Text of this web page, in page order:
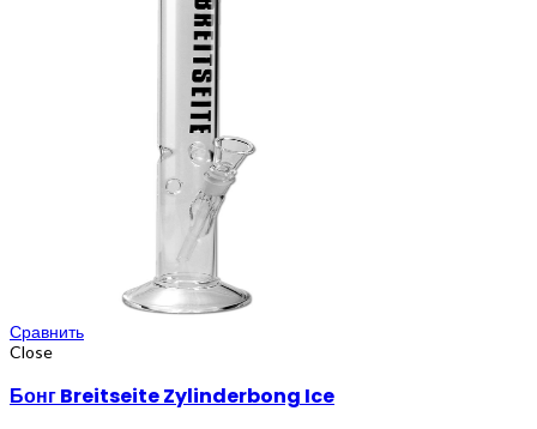
Сравнить
Close
Бонг Breitseite Zylinderbong Ice